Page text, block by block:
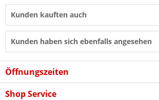
Kunden kauften auch
Kunden haben sich ebenfalls angesehen
Öffnungszeiten
Shop Service